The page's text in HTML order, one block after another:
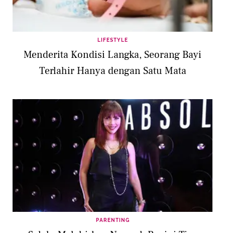
LIFESTYLE
Menderita Kondisi Langka, Seorang Bayi
Terlahir Hanya dengan Satu Mata
PARENTING